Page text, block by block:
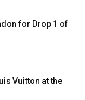
for Drop 1 of
Vuitton at the